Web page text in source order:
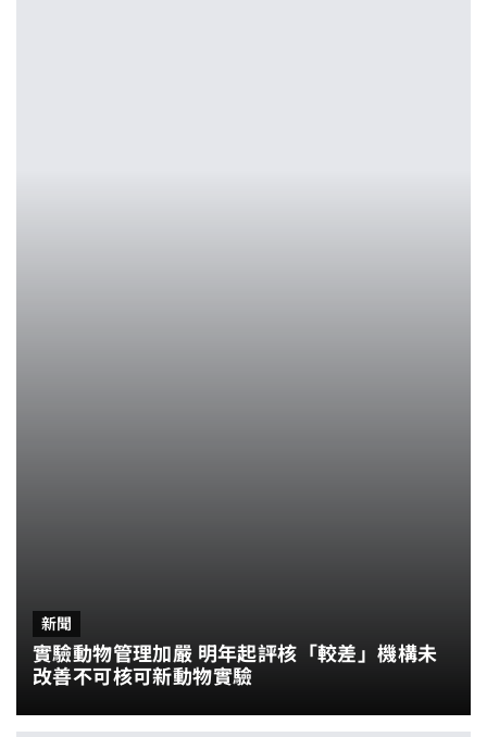
新聞
實驗動物管理加嚴 明年起評核「較差」機構未
改善不可核可新動物實驗